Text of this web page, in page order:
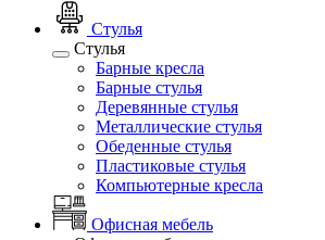
Стулья
Стулья
Барные кресла
Барные стулья
Деревянные стулья
Металлические стулья
Обеденные стулья
Пластиковые стулья
Компьютерные кресла
Офисная мебель